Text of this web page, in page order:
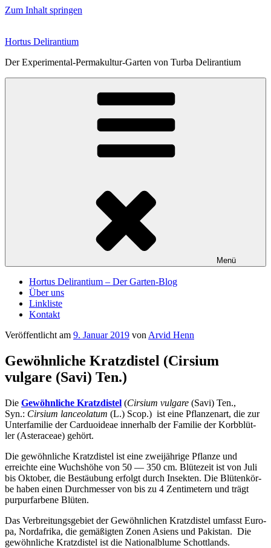
Zum Inhalt springen
Hortus Delirantium
Der Experimental-Permakultur-Garten von Turba Delirantium
Menü
Hortus Delirantium – Der Garten-Blog
Über uns
Linkliste
Kontakt
Veröffentlicht am 9. Januar 2019 von Arvid Henn
Gewöhnliche Kratzdistel (Cirsium
vulgare (Savi) Ten.)
Die Gewöhn­li­che Kratz­dis­tel (Cir­si­um vul­ga­re (Savi) Ten.,
Syn.: Cir­si­um lan­ceo­la­tum (L.) Scop.) ist eine Pflan­zen­art, die zur
Unter­fa­mi­lie der Car­duo­ide­ae inner­halb der Fami­lie der Korb­blüt­
ler (Aster­aceae) gehört.
Die gewöhn­li­che Kratz­dis­tel ist eine zwei­jäh­ri­ge Pflan­ze und
erreich­te eine Wuchs­hö­he von 50 — 350 cm. Blü­te­zeit ist von Juli
bis Okto­ber, die Bestäu­bung erfolgt durch Insek­ten. Die Blü­ten­kör­
be haben einen Durch­mes­ser von bis zu 4 Zen­ti­me­tern und trägt
pur­pur­far­be­ne Blüten.
Das Ver­brei­tungs­ge­biet der Gewöhn­li­chen Kratz­dis­tel umfasst Euro­
pa, Nord­afri­ka, die gemä­ßig­ten Zonen Asi­ens und Paki­stan. Die
gewöhn­li­che Kratz­dis­tel ist die Natio­nal­blu­me Schottlands.